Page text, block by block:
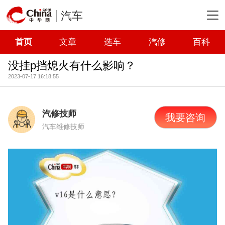
汽车
首页 文章 选车 汽修 百科
没挂p挡熄火有什么影响？
2023-07-17 16:18:55
汽修技师
汽车维修技师
我要咨询